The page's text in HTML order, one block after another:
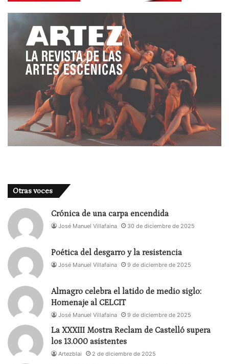
Otras voces
Crónica de una carpa encendida
José Manuel Villafaina 30 de diciembre de 2025
Poética del desgarro y la resistencia
José Manuel Villafaina 9 de diciembre de 2025
Almagro celebra el latido de medio siglo:
Homenaje al CELCIT
José Manuel Villafaina 9 de diciembre de 2025
La XXXIII Mostra Reclam de Castelló supera
los 13.000 asistentes
Artezblai 2 de diciembre de 2025